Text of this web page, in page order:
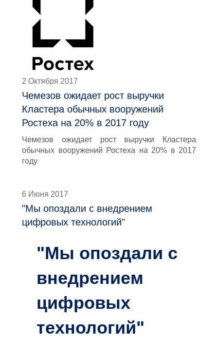
2 Октября 2017
Чемезов ожидает рост выручки
Кластера обычных вооружений
Ростеха на 20% в 2017 году
Чемезов ожидает рост выручки Кластера
обычных вооружений Ростеха на 20% в 2017
году
6 Июня 2017
"Мы опоздали с внедрением
цифровых технологий"
"Мы опоздали с
внедрением
цифровых
технологий"